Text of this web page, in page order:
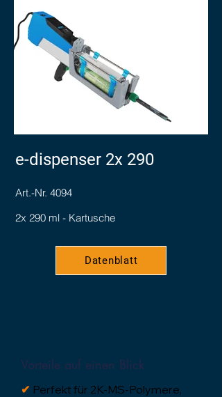
e-dispenser 2x 290
Art.-Nr. 4094
2x 290 ml - Kartusche
Datenblatt
Vorteile auf einen Blick
✔ Perfekt für 2K-MS-Polymere,